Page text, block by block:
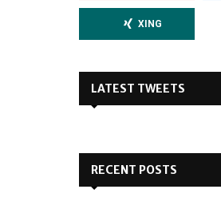
XING
LATEST TWEETS
RECENT POSTS